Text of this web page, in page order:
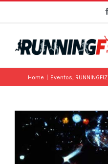
Home Eventos, RUNNINGFIZ